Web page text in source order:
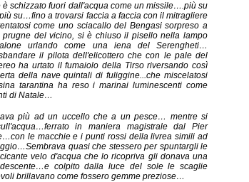
è schizzato fuori dall'acqua come un missile….più su
su…fino a trovarsi faccia a faccia con il mitragliere
come uno sciacallo del Bengasi sorpreso a
prugne del vicino, si è chiuso il pisello nella lampo
urlando come una iena del Serengheti…
il pilota dell'elicottero che con le pale del
ha urtato il fumaiolo della Tirso riversando così
della nave quintali di fuliggine...che miscelatosi
tarantina ha reso i marinai luminescenti come
di Natale…
più ad un uccello che a un pesce… mentre si
in maniera magistrale dal Pier
le macchie e i punti rossi della livrea simili ad
quasi che stessero per spuntargli le
velo d'acqua che lo ricopriva gli donava una
colpito dalla luce del sole le scaglie
brillavano come fossero gemme preziose…